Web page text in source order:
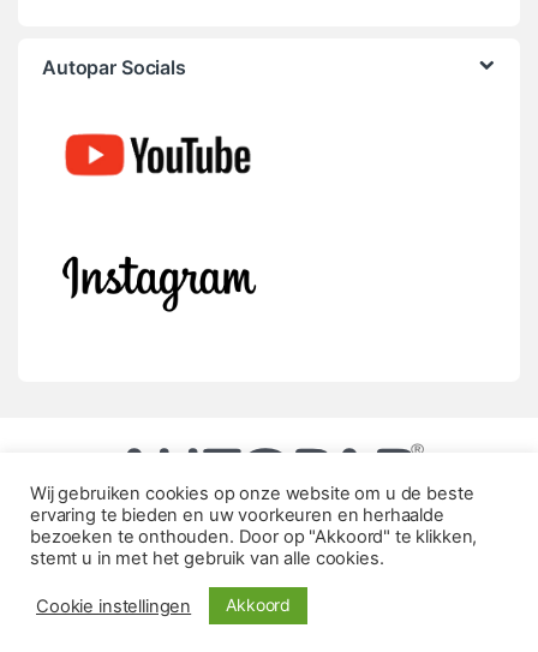
Autopar Socials
Wij gebruiken cookies op onze website om u de beste
ervaring te bieden en uw voorkeuren en herhaalde
bezoeken te onthouden. Door op "Akkoord" te klikken,
stemt u in met het gebruik van alle cookies.
Cookie instellingen Akkoord